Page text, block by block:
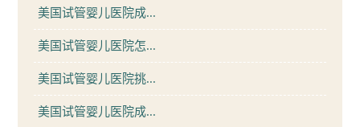
美国试管婴儿医院成...
美国试管婴儿医院怎...
美国试管婴儿医院挑...
美国试管婴儿医院成...